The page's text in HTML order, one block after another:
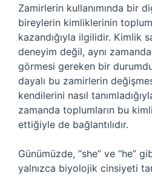
Zamirlerin kullanımında bir
bireylerin kimliklerinin
kazandığıyla ilgilidir. Kimlik
deneyim değil, aynı
görmesi gereken bir
dayalı bu zamirlerin
kendilerini nasıl
zamanda toplumların bu
ettiğiyle de bağlantılıdır.
Günümüzde, “she” ve “he”
yalnızca biyolojik cinsiyeti